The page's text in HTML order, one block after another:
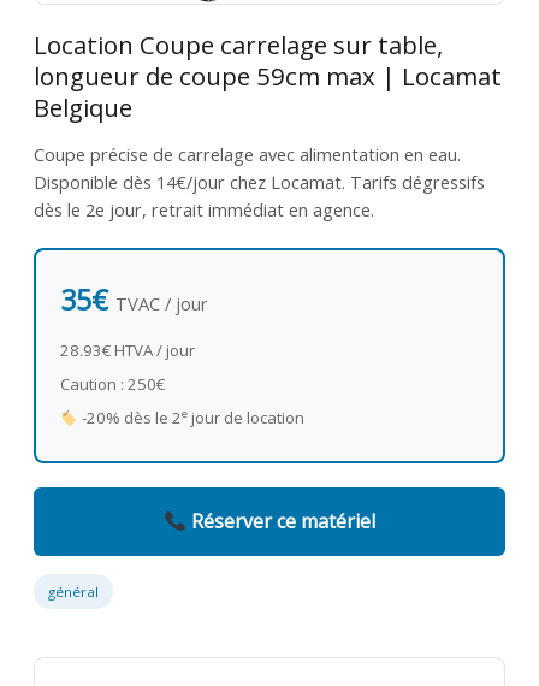
Location Coupe carrelage sur table,
longueur de coupe 59cm max | Locamat
Belgique
Coupe précise de carrelage avec alimentation en eau.
Disponible dès 14€/jour chez Locamat. Tarifs dégressifs
dès le 2e jour, retrait immédiat en agence.
35€ TVAC / jour
28.93€ HTVA / jour
Caution : 250€
-20% dès le 2ejour de location
Réserver ce matériel
général